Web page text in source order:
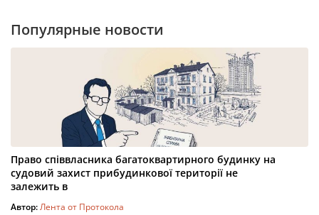
Популярные новости
Право співвласника багатоквартирного будинку на
судовий захист прибудинкової території не
залежить в
Автор:Лента от Протокола